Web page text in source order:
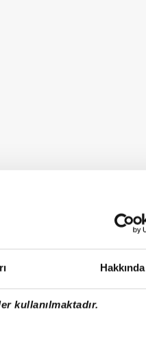
Hakkında
kullanılmaktadır.